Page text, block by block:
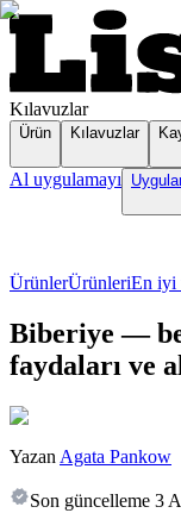
Kılavuzlar
Ürün Kılavuzlar
Al uygulamayı
ÜrünlerÜrünleriEn iyi
Biberiye —
faydaları ve
Yazan Agata Pankow
Son güncelleme 3